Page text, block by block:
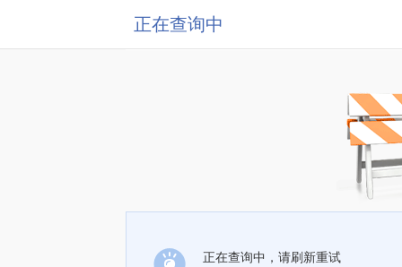
正在查询中
正在查询中，请刷新重试